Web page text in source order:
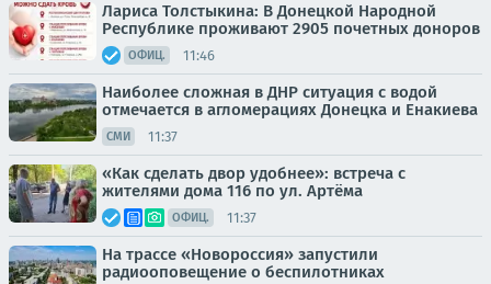
Лариса Толстыкина: В Донецкой Народной
Республике проживают 2905 почетных доноров
ОФИЦ. 11:46
Наиболее сложная в ДНР ситуация с водой
отмечается в агломерациях Донецка и Енакиева
СМИ 11:37
«Как сделать двор удобнее»: встреча с
жителями дома 116 по ул. Артёма
ОФИЦ. 11:37
На трассе «Новороссия» запустили
радиооповещение о беспилотниках